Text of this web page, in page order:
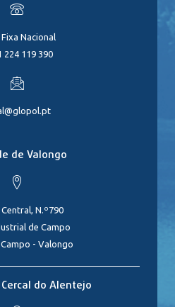
Nacional
224 119 390
de Valongo
N.º790
de Campo
- Valongo
do Alentejo